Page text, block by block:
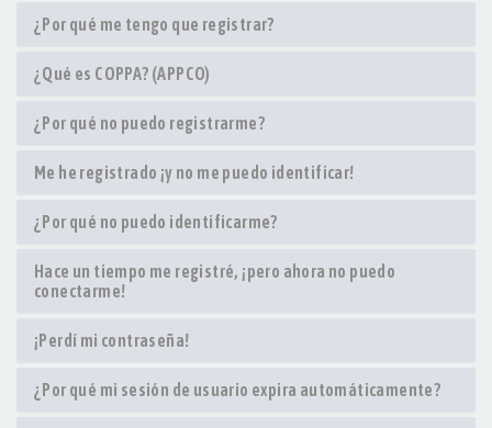
¿Por qué me tengo que registrar?
¿Qué es COPPA? (APPCO)
¿Por qué no puedo registrarme?
Me he registrado ¡y no me puedo identificar!
¿Por qué no puedo identificarme?
Hace un tiempo me registré, ¡pero ahora no puedo
conectarme!
¡Perdí mi contraseña!
¿Por qué mi sesión de usuario expira automáticamente?